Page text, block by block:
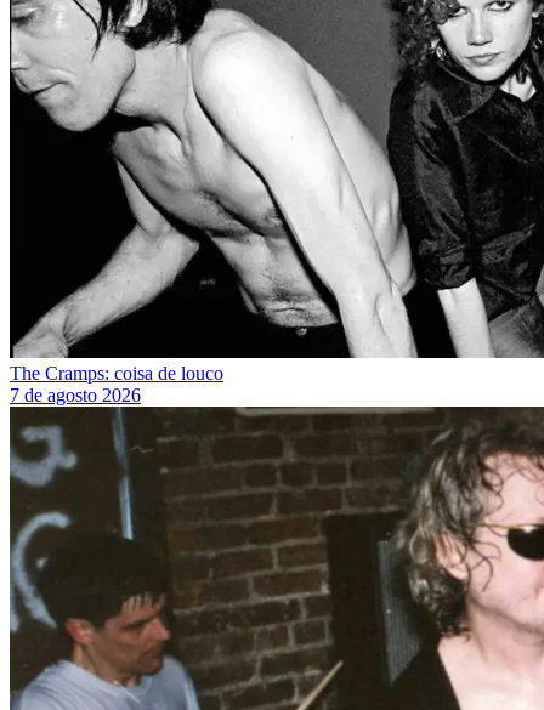
The Cramps: coisa de louco
7 de agosto 2026